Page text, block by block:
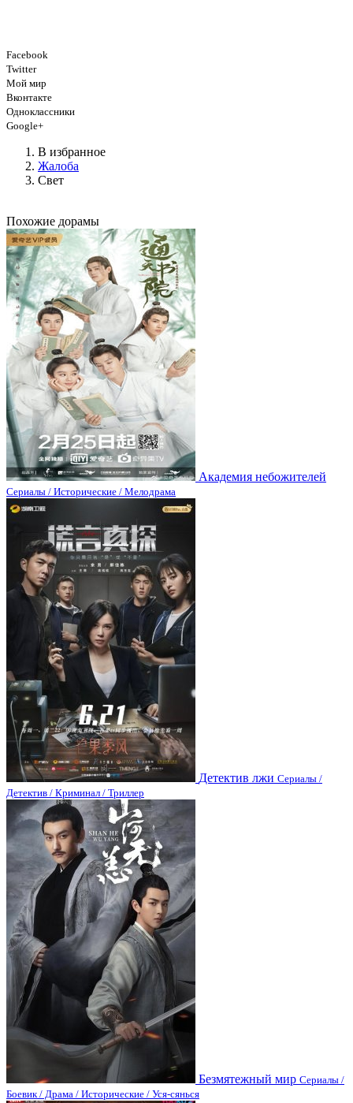
Facebook
Twitter
Мой мир
Вконтакте
Одноклассники
Google+
В избранное
Жалоба
Свет
Похожие дорамы
Академия небожителей
Сериалы / Исторические / Мелодрама
Детектив лжи Сериалы /
Детектив / Криминал / Триллер
Безмятежный мир Сериалы /
Боевик / Драма / Исторические / Уся-сянься